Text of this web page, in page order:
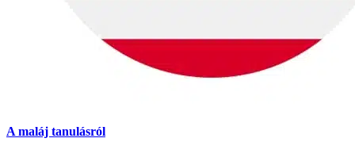
A maláj tanulásról